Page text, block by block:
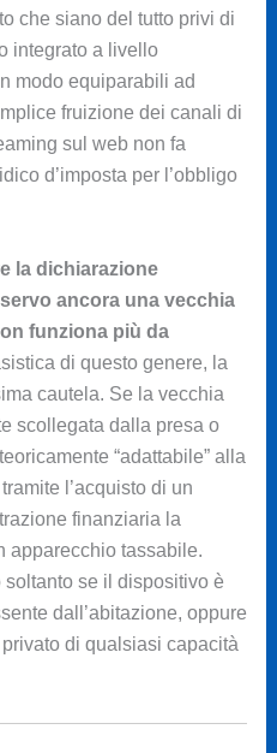
che siano del tutto privi di
integrato a livello
modo equiparabili ad
fruizione dei canali di
sul web non fa
d’imposta per l’obbligo
la dichiarazione
ancora una vecchia
funziona più da
di questo genere, la
cautela. Se la vecchia
scollegata dalla presa o
“adattabile” alla
l’acquisto di un
finanziaria la
apparecchio tassabile.
soltanto se il dispositivo è
dall’abitazione, oppure
di qualsiasi capacità